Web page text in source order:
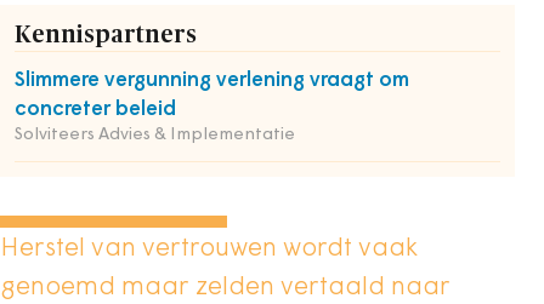
Kennispartners
Slimmere vergunning verlening vraagt om
concreter beleid
Solviteers Advies & Implementatie
Herstel van vertrouwen wordt vaak
genoemd maar zelden vertaald naar